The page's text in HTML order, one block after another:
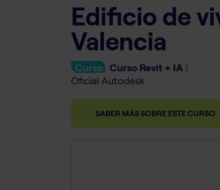
Edificio de
Valencia
Curso Curso Revit + IA |
Oficial Autodesk
SABER MÁS SOBRE ESTE CURSO